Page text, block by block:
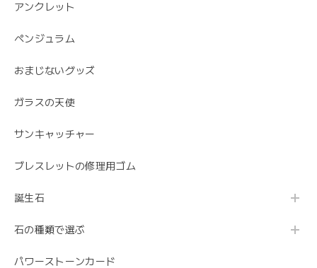
アンクレット
ペンジュラム
おまじないグッズ
ガラスの天使
サンキャッチャー
ブレスレットの修理用ゴム
誕生石
石の種類で選ぶ
パワーストーンカード